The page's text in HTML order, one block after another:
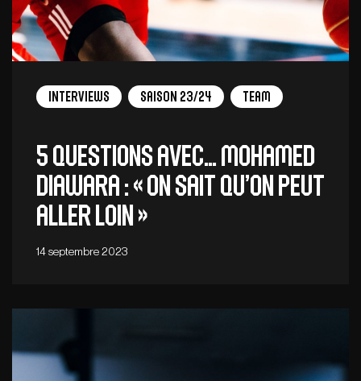
Interviews Saison 23/24 Team
5 QUESTIONS AVEC… MOHAMED
DIAWARA : « On sait qu’on peut
aller loin »
14 septembre 2023